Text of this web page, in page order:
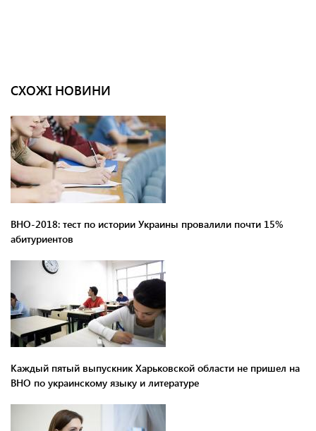
СХОЖІ НОВИНИ
ВНО-2018: тест по истории Украины провалили почти 15%
абитуриентов
Каждый пятый выпускник Харьковской области не пришел на
ВНО по украинскому языку и литературе